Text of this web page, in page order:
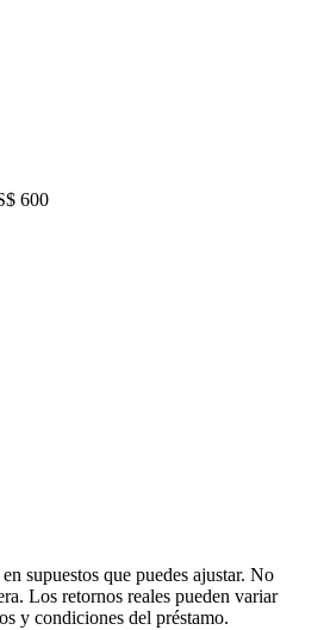
600
supuestos que puedes ajustar. No
Los retornos reales pueden variar
y condiciones del préstamo.